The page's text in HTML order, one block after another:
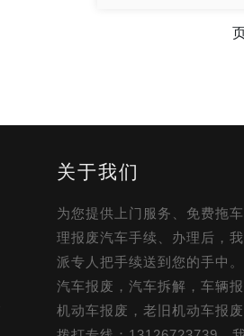
关于我们
为您提供上门服务、免费拖
理报废汽车手续、办理后，
派专人把手续送到您的手中
汽车报废，汽车拆解，车辆报
机动车报废，老旧机动车报